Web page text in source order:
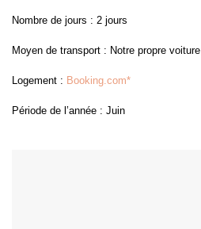
Nombre de jours : 2 jours
Moyen de transport : Notre propre voiture
Logement : Booking.com*
Période de l’année : Juin